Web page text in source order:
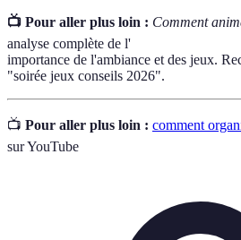
📺 Pour aller plus loin : Comment
analyse complète de l'
importance de l'ambiance et des jeux.
"soirée jeux conseils 2026".
📺 Pour aller plus loin : comment
sur YouTube